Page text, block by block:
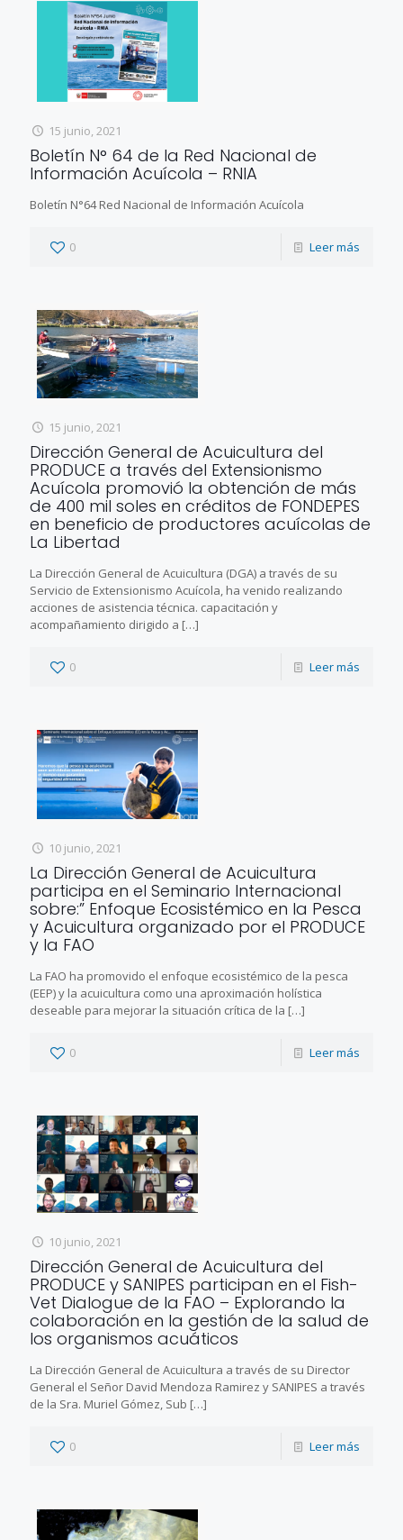
15 junio, 2021
Boletín N° 64 de la Red Nacional de
Información Acuícola – RNIA
Boletín N°64 Red Nacional de Información Acuícola
0 Leer más
15 junio, 2021
Dirección General de Acuicultura del
PRODUCE a través del Extensionismo
Acuícola promovió la obtención de más
de 400 mil soles en créditos de FONDEPES
en beneficio de productores acuícolas de
La Libertad
La Dirección General de Acuicultura (DGA) a través de su
Servicio de Extensionismo Acuícola, ha venido realizando
acciones de asistencia técnica. capacitación y
acompañamiento dirigido a […]
0 Leer más
10 junio, 2021
La Dirección General de Acuicultura
participa en el Seminario Internacional
sobre:” Enfoque Ecosistémico en la Pesca
y Acuicultura organizado por el PRODUCE
y la FAO
La FAO ha promovido el enfoque ecosistémico de la pesca
(EEP) y la acuicultura como una aproximación holística
deseable para mejorar la situación crítica de la […]
0 Leer más
10 junio, 2021
Dirección General de Acuicultura del
PRODUCE y SANIPES participan en el Fish-
Vet Dialogue de la FAO – Explorando la
colaboración en la gestión de la salud de
los organismos acuáticos
La Dirección General de Acuicultura a través de su Director
General el Señor David Mendoza Ramirez y SANIPES a través
de la Sra. Muriel Gómez, Sub […]
0 Leer más